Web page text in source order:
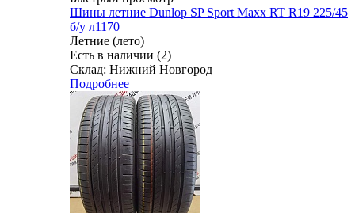
Шины летние Dunlop SP Sport Maxx RT R19 225/45
б/у л1170
Летние (лето)
Есть в наличии (2)
Склад: Нижний Новгород
Подробнее